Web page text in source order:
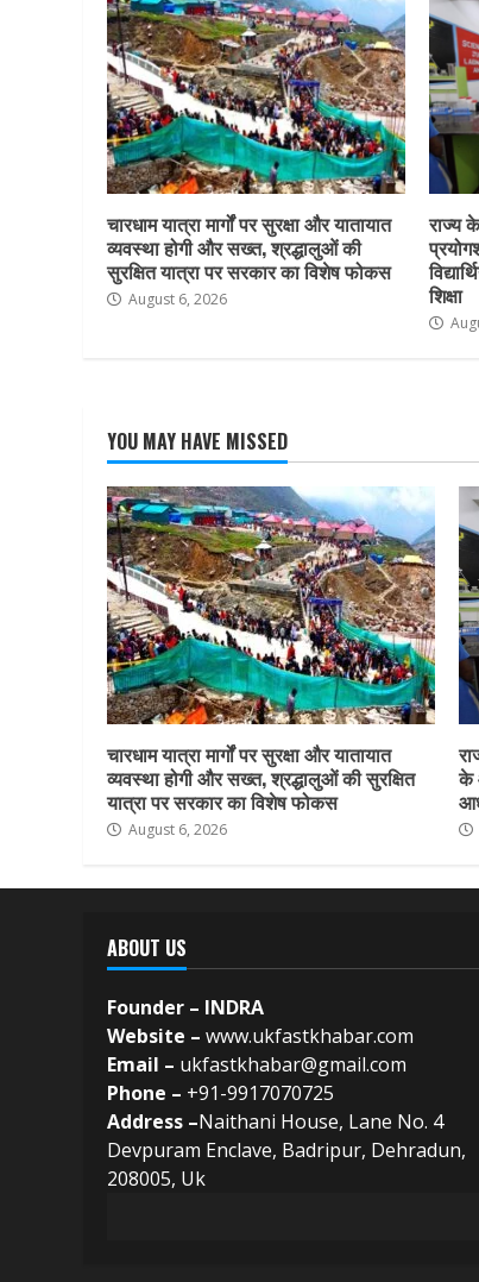
चारधाम यात्रा मार्गों पर सुरक्षा और यातायात
व्यवस्था होगी और सख्त, श्रद्धालुओं की
सुरक्षित यात्रा पर सरकार का विशेष फोकस
August 6, 2026
राज्य
शिक्षा
YOU MAY HAVE MISSED
चारधाम यात्रा मार्गों पर सुरक्षा और यातायात
व्यवस्था होगी और सख्त, श्रद्धालुओं की सुरक्षित
यात्रा पर सरकार का विशेष फोकस
August 6, 2026
के
ABOUT US
Founder – INDRA
Website – www.ukfastkhabar.com
Email – ukfastkhabar@gmail.com
Phone – +91-9917070725
Address –Naithani House, Lane No. 4
Devpuram Enclave, Badripur, Dehradun,
208005, Uk